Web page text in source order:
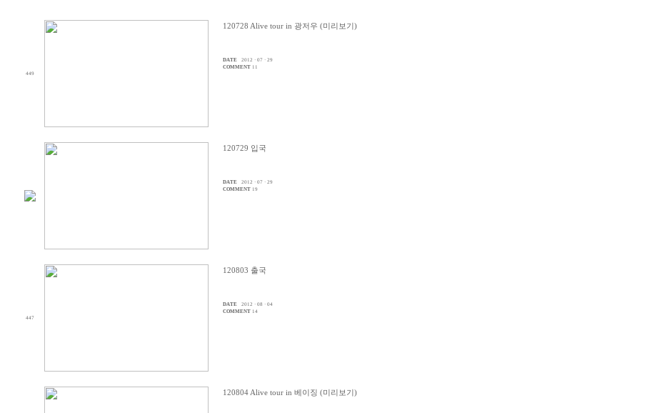
449
120728 Alive tour in 광저우 (미리보기)
DATE
2012 · 07 · 29
COMMENT
120729 입국
DATE
2012 · 07 · 29
COMMENT 19
447
120803 출국
DATE
2012 · 08 · 04
COMMENT 14
120804 Alive tour in 베이징 (미리보기)